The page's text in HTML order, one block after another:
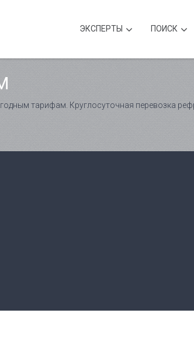
ЭКСПЕРТЫ ПОИСК
тарифам. Круглосуточная перевозка